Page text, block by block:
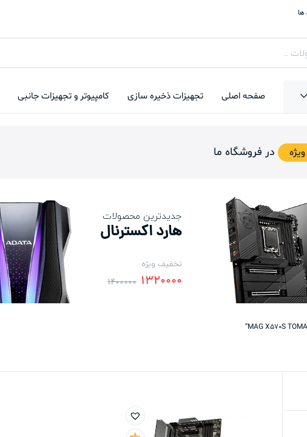
صفحه اصلی تجهیزات ذخیره سازی کامپیوتر و تجهیزات جانبی
در فروشگاه ما
جدیدترین محصولات
هارد اکسترنال
تخفیف ویژه
1400000 1320000